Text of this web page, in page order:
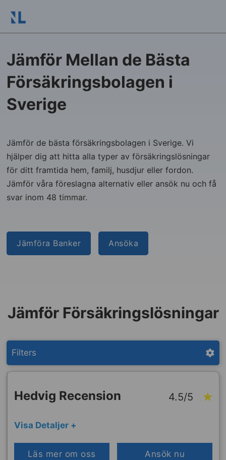
Jämför Mellan de Bästa
Försäkringsbolagen i
Sverige
Jämför de bästa försäkringsbolagen i Sverige. Vi
hjälper dig att hitta alla typer av försäkringslösningar
för ditt framtida hem, familj, husdjur eller fordon.
Jämför våra föreslagna alternativ eller ansök nu och få
svar inom 48 timmar.
Jämföra Banker Ansöka
Jämför Försäkringslösningar
Filters
Hedvig Recension 4.5/5
Visa Detaljer +
Läs mer om oss Ansök nu